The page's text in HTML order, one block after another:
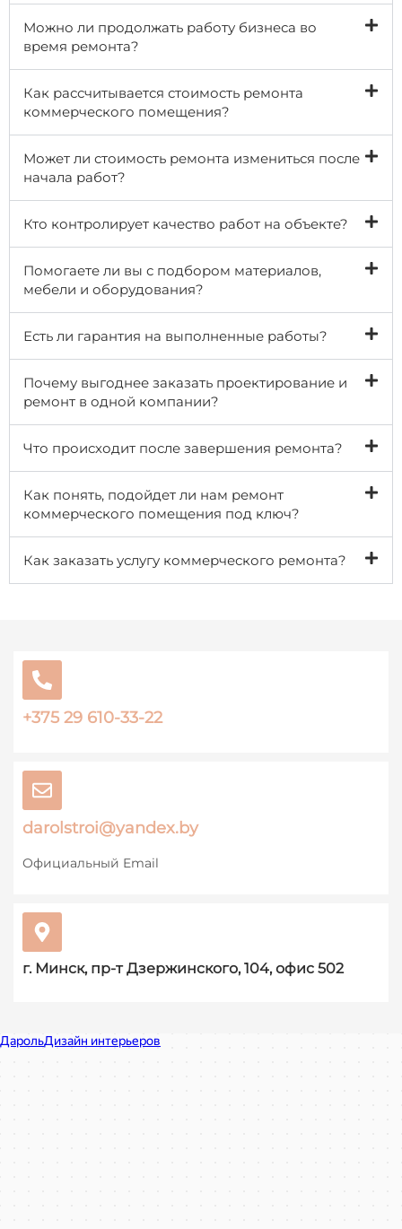
Можно ли продолжать работу бизнеса во
время ремонта?
Как рассчитывается стоимость ремонта
коммерческого помещения?
Может ли стоимость ремонта измениться после
начала работ?
Кто контролирует качество работ на объекте?
Помогаете ли вы с подбором материалов,
мебели и оборудования?
Есть ли гарантия на выполненные работы?
Почему выгоднее заказать проектирование и
ремонт в одной компании?
Что происходит после завершения ремонта?
Как понять, подойдет ли нам ремонт
коммерческого помещения под ключ?
Как заказать услугу коммерческого ремонта?
+375 29 610-33-22
darolstroi@yandex.by
Официальный Email
г. Минск, пр-т Дзержинского, 104, офис 502
Дароль в Минске